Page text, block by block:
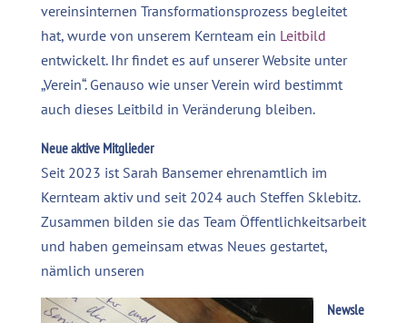
vereinsinternen Transformationsprozess begleitet
hat, wurde von unserem Kernteam ein Leitbild
entwickelt. Ihr findet es auf unserer Website unter
„Verein“. Genauso wie unser Verein wird bestimmt
auch dieses Leitbild in Veränderung bleiben.
Neue aktive Mitglieder
Seit 2023 ist Sarah Bansemer ehrenamtlich im
Kernteam aktiv und seit 2024 auch Steffen Sklebitz.
Zusammen bilden sie das Team Öffentlichkeitsarbeit
und haben gemeinsam etwas Neues gestartet,
nämlich unseren
Newsle